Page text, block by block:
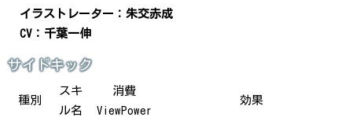
イラストレーター：朱交赤成
CV：千葉一伸
サイドキック
種別
スキ
ル名
消費
ViewPower
効果